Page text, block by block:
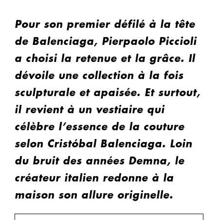
Pour son premier défilé à la tête
de Balenciaga, Pierpaolo Piccioli
a choisi la retenue et la grâce. Il
dévoile une collection à la fois
sculpturale et apaisée. Et surtout,
il revient à un vestiaire qui
célèbre l’essence de la couture
selon Cristóbal Balenciaga. Loin
du bruit des années Demna, le
créateur italien redonne à la
maison son allure originelle.